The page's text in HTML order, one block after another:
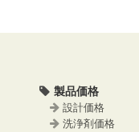
製品価格
設計価格
洗浄剤価格